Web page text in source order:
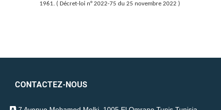
1961. ( Décret-loi n° 2022-75 du 25 novembre 2022 )
CONTACTEZ-NOUS